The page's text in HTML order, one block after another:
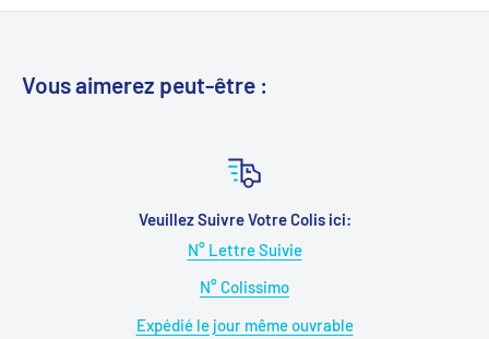
Vous aimerez peut-être :
Veuillez Suivre Votre Colis ici:
N° Lettre Suivie
N° Colissimo
Expédié le jour même ouvrable